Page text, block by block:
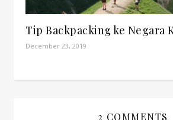
Tip Backpacking ke Negara
December 23, 2019
2 COMMENTS